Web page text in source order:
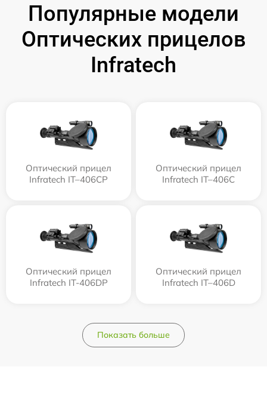
Популярные модели
Оптических прицелов
Infratech
Оптический прицел
Infratech IT–406СP
Оптический прицел
Infratech IT–406С
Оптический прицел
Infratech IT-406DP
Оптический прицел
Infratech IT–406D
Показать больше